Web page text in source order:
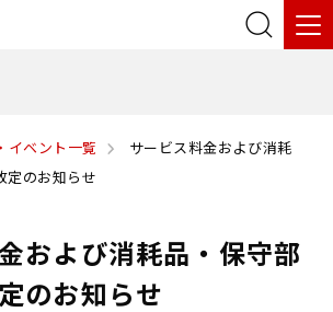
イベント一覧
サービス料金および消耗
定のお知らせ
および消耗品・保守部
のお知らせ